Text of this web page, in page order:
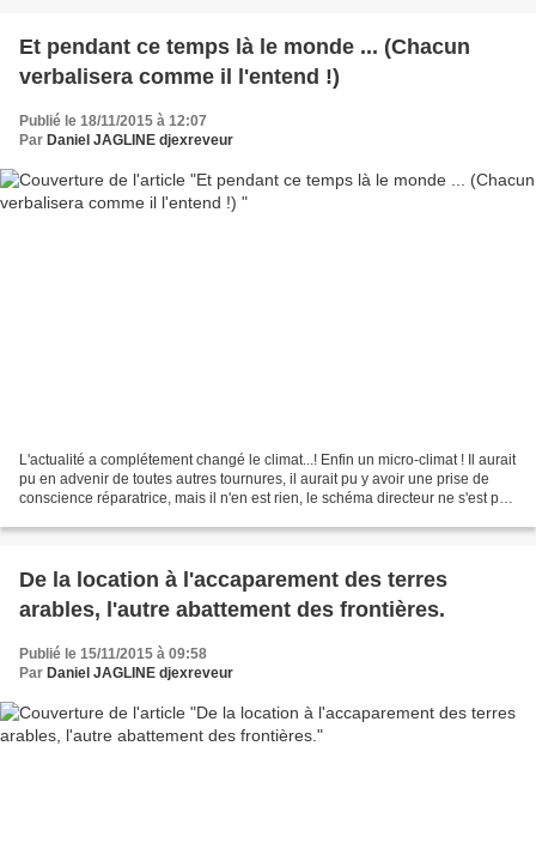
Et pendant ce temps là le monde ... (Chacun
verbalisera comme il l'entend !)
Publié le 18/11/2015 à 12:07
Par Daniel JAGLINE djexreveur
L'actualité a complétement changé le climat...! Enfin un micro-climat ! Il aurait
pu en advenir de toutes autres tournures, il aurait pu y avoir une prise de
conscience réparatrice, mais il n'en est rien, le schéma directeur ne s'est pas
De la location à l'accaparement des terres
arables, l'autre abattement des frontières.
Publié le 15/11/2015 à 09:58
Par Daniel JAGLINE djexreveur